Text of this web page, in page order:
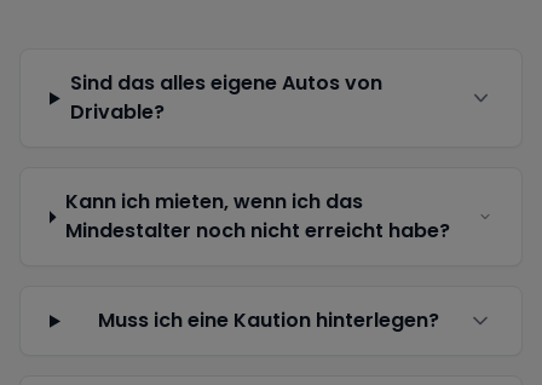
Sind das alles eigene Autos von
Drivable?
Kann ich mieten, wenn ich das
Mindestalter noch nicht erreicht habe?
Muss ich eine Kaution hinterlegen?